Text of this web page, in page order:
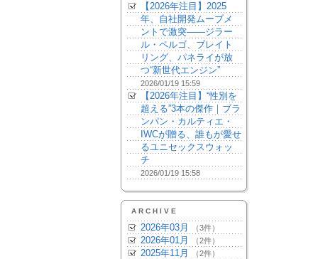
【2026年注目】2025
年、自社開発ムーブメ
ントで激突——ジラー
ル・ペルゴ、ブレイト
リング、パネライが放
つ“新世代エンジン”
2026/01/19 15:59
【2026年注目】“性別を
超える”3本の傑作｜ブラ
ンパン・カルティエ・
IWCが贈る、誰もが愛せ
るユニセックスウォッ
チ
2026/01/19 15:58
ARCHIVE
2026年03月 （3件）
2026年01月 （2件）
2025年11月 （2件）